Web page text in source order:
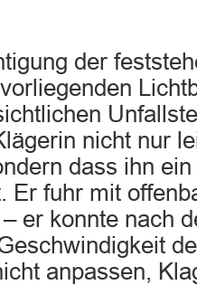
der
nicht nur
dass ihn
Er fuhr mit
er konnte nach
anpassen,